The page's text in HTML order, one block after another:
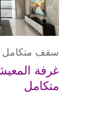
سقف متكامل
غرفة
متكامل